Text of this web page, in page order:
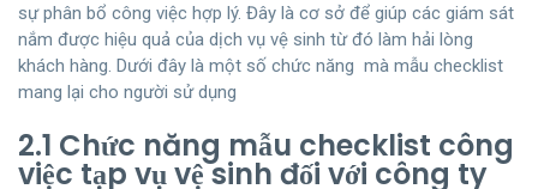
sự phân bổ công việc hợp lý. Đây là cơ sở để giúp các giám sát
nắm được hiệu quả của dịch vụ vệ sinh từ đó làm hải lòng
khách hàng. Dưới đây là một số chức năng mà mẫu checklist
mang lại cho người sử dụng
2.1 Chức năng mẫu checklist công
việc tạp vụ vệ sinh đối với công ty